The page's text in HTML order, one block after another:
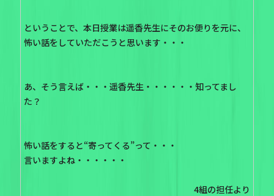
ということで、本日授業は遥香先生にそのお便りを元に、
怖い話をしていただこうと思います・・・
あ、そう言えば・・・遥香先生・・・・・・知ってまし
た？
怖い話をすると“寄ってくる”って・・・
言いますよね・・・・・・
4組の担任より